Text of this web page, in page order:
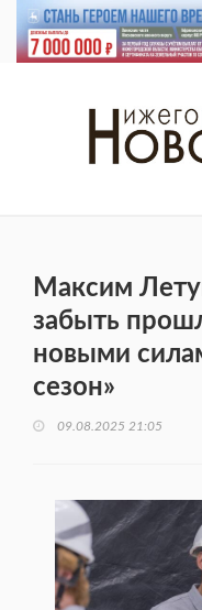
Максим
забыть
новыми
сезон»
09.08.2025 21:05